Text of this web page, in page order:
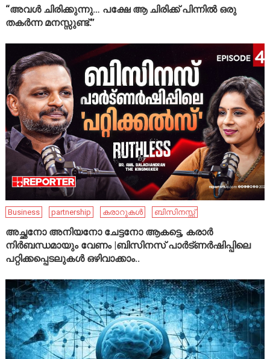
“അവൾ ചിരിക്കുന്നു… പക്ഷേ ആ ചിരിക്ക് പിന്നിൽ ഒരു
തകർന്ന മനസ്സുണ്ട്.”
Business partnership കരാറുകൾ ബിസിനസ്സ്
അച്ഛനോ അനിയനോ ചേട്ടനോ ആകട്ടെ, കരാർ
നിർബന്ധമായും വേണം |ബിസിനസ് പാർട്ണർഷിപ്പിലെ
പറ്റിക്കപ്പെടലുകൾ ഒഴിവാക്കാം..